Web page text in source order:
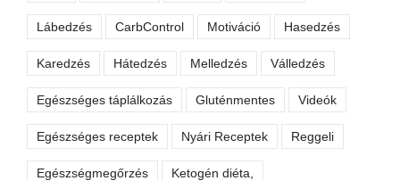
Lábedzés CarbControl Motiváció Hasedzés
Karedzés Hátedzés Melledzés Válledzés
Egészséges táplálkozás Gluténmentes Videók
Egészséges receptek Nyári Receptek Reggeli
Egészségmegőrzés Ketogén diéta,